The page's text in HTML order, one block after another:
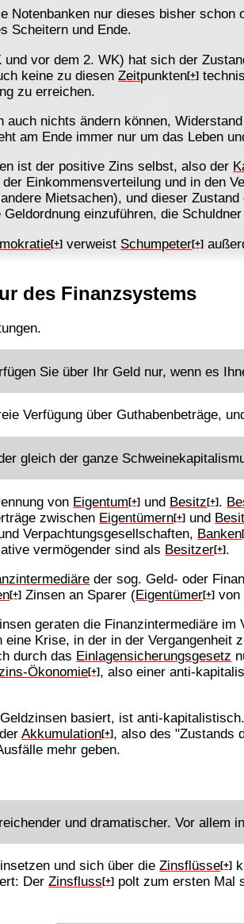
Notenbanken nur dieses bisher
Scheitern und Ende.
vor dem 2. WK) hat sich der
keine zu diesenZeitpunkten[+]
zu erreichen.
auch nichts ändern können,
am Ende immer nur um das Leben
ist der positive Zins selbst, also der
Einkommensverteilung und in den
Mietsachen), und dieser
einzuführen, die
[+] verweist Schumpeter[+]
des Finanzsystems
Sie über Ihr Geld nur, wenn es
Verfügung über Guthabenbeträge,
gleich der ganze
von Eigentum[+] und Besitz[+].
zwischen Eigentümern[+] und
Verpachtungsgesellschaften, Banken
vermögender sind als Besitzer[+].
der sog. Geld- oder
[+] Zinsen an Sparer (Eigentümer[+] von
geraten die Finanzintermediäre im
Krise, in der in der Vergangenheit
durch das Einlagensicherungsgesetz
Ökonomie[+] , also einer anti-
basiert, ist anti-
Akkumulation[+], also des "Zustands
mehr geben.
und dramatischer. Vor allem
und sich über dieZinsflüsse[+]
DerZinsfluss[+] polt zum ersten Mal